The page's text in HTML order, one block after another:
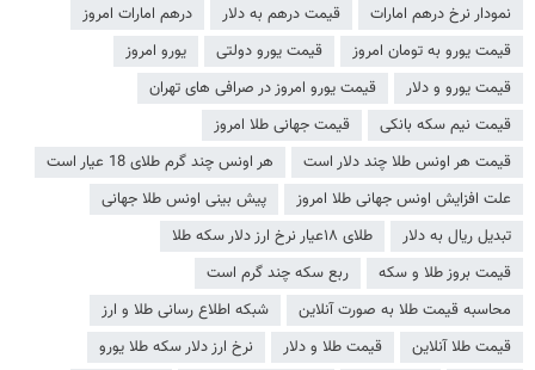
نمودار نرخ درهم امارات
قیمت درهم به دلار
درهم امارات امروز
قیمت یورو به تومان امروز
قیمت یورو دولتی
یورو امروز
قیمت یورو و دلار
قیمت یورو امروز در صرافی های تهران
قیمت نیم سکه بانکی
قیمت جهانی طلا امروز
قیمت هر اونس طلا چند دلار است
هر اونس چند گرم طلای 18 عیار است
علت افزایش اونس جهانی طلا امروز
پیش بینی اونس طلا جهانی
تبدیل ریال به دلار
طلای ۱۸عیار نرخ ارز دلار سکه طلا
قیمت بروز طلا و سکه
ربع سکه چند گرم است
محاسبه قیمت طلا به صورت آنلاین
شبکه اطلاع رسانی طلا و ارز
قیمت طلا آنلاین
قیمت طلا و دلار
نرخ ارز دلار سکه طلا یورو